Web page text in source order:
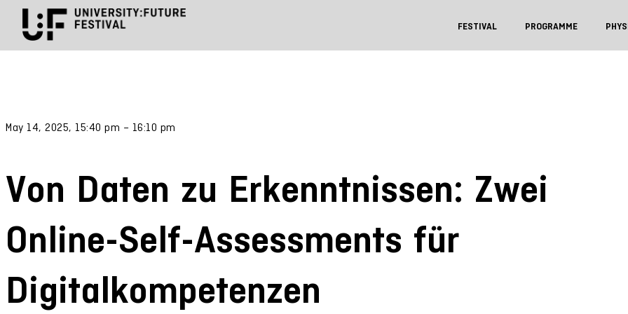
FESTIVAL PROGRAMME
May 14, 2025, 15:40 pm – 16:10 pm
Von Daten zu Erkenntnissen: Zwei
Online-Self-Assessments für
Digitalkompetenzen